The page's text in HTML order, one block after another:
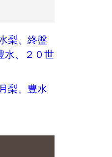
梨、終盤
水、２０世
梨、豊水